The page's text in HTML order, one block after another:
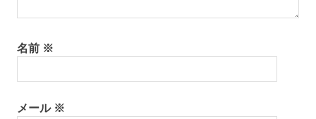
名前 ※
メール ※